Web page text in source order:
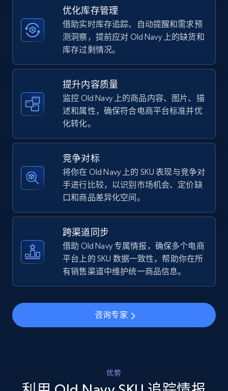
TikTok Shop - category
URL, Title, Available, Description, Currency, Initial
668+
TikTok Shop - Collect TikTok shop products
URL, Title, Available, Description, Currency, Initial
price, Final price, Discount percent, and more.
TikTok Shop - discover records by shop url
URL, Title, Available, Description, Currency, Initial
668+
Seller id, URL, Seller name, Description, Detailed
info, Stars, Feedbacks, Return policy, and more.
优化库存管理
借助实时库存追踪、自动提醒和需求预
测洞察，提前应对 Old Navy 上的缺货和
库存过剩情况。
提升内容质量
监控 Old Navy 上的商品内容、图片、描
述和属性，确保符合电商平台标准并优
化转化。
竞争对标
将你在 Old Navy 上的 SKU 表现与竞争对
手进行比较，以识别市场机会、定价缺
口和商品差异化空间。
跨渠道同步
借助 Old Navy 专属情报，确保多个电商
平台上的 SKU 数据一致性，帮助你在所
有销售渠道中维护统一商品信息。
咨询专家
优势